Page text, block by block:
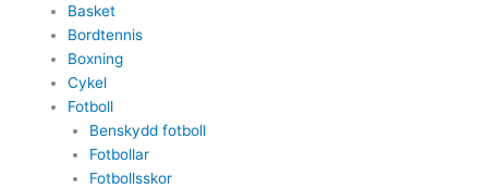
Basket
Bordtennis
Boxning
Cykel
Fotboll
Benskydd fotboll
Fotbollar
Fotbollsskor